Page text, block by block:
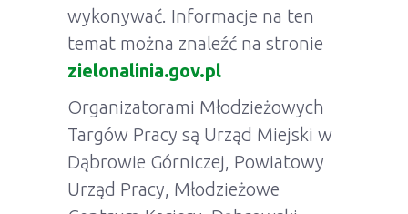
wykonywać. Informacje na ten
temat można znaleźć na stronie
zielonalinia.gov.pl
Organizatorami Młodzieżowych
Targów Pracy są Urząd Miejski w
Dąbrowie Górniczej, Powiatowy
Urząd Pracy, Młodzieżowe